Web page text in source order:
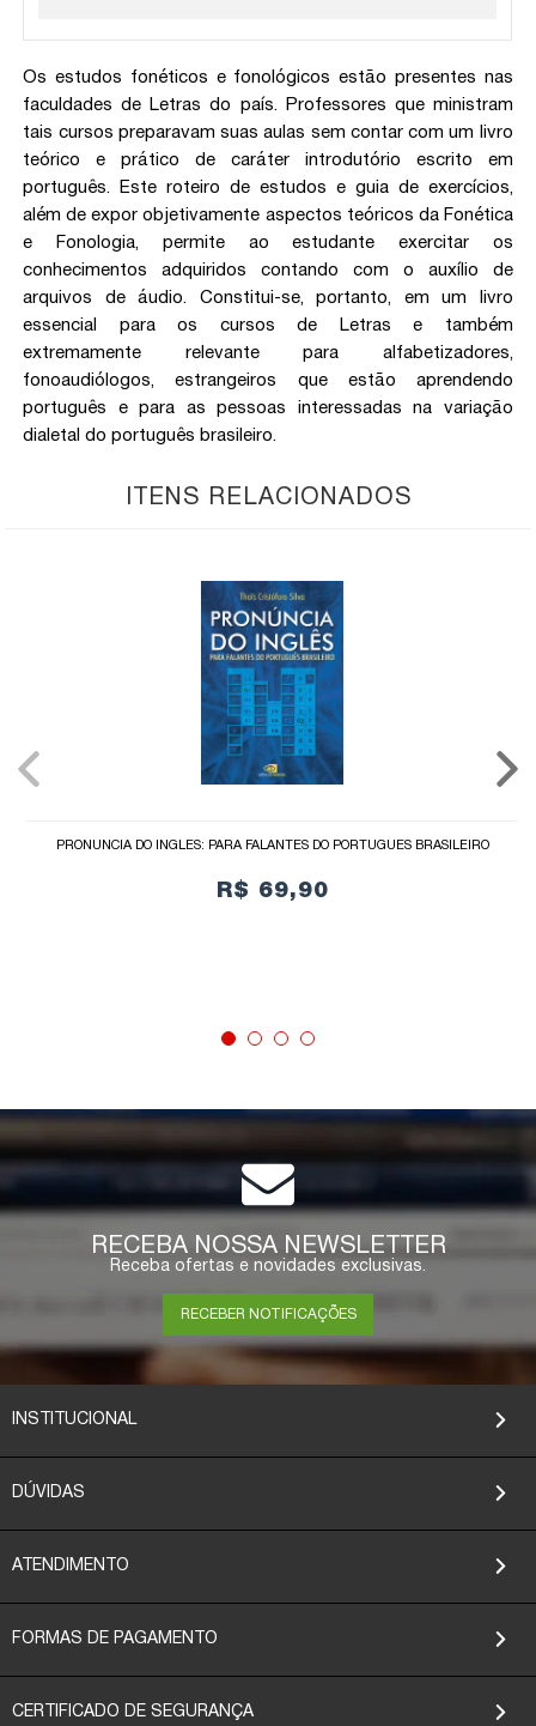
Os estudos fonéticos e fonológicos estão presentes nas
faculdades de Letras do país. Professores que ministram
tais cursos preparavam suas aulas sem contar com um livro
teórico e prático de caráter introdutório escrito em
português. Este roteiro de estudos e guia de exercícios,
além de expor objetivamente aspectos teóricos da Fonética
e Fonologia, permite ao estudante exercitar os
conhecimentos adquiridos contando com o auxílio de
arquivos de áudio. Constitui-se, portanto, em um livro
essencial para os cursos de Letras e também
extremamente relevante para alfabetizadores,
fonoaudiólogos, estrangeiros que estão aprendendo
português e para as pessoas interessadas na variação
dialetal do português brasileiro.
ITENS RELACIONADOS
PRONÚNCIA DO INGLÊS: PARA FALANTES DO PORTUGUÊS BRASILEIRO
R$ 69,90
COMPRAR
RECEBA NOSSA NEWSLETTER
Receba ofertas e novidades exclusivas.
RECEBER NOTIFICAÇÕES
INSTITUCIONAL
DÚVIDAS
ATENDIMENTO
FORMAS DE PAGAMENTO
CERTIFICADO DE SEGURANÇA